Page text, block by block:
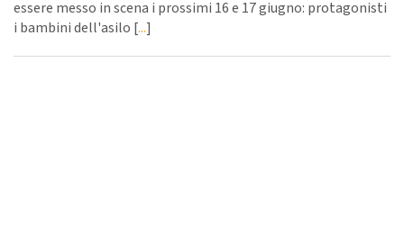
essere messo in scena i prossimi 16 e 17 giugno: protagonisti
i bambini dell'asilo [...]